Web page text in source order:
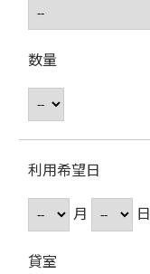
数量
利用希望日
月
日
貸室